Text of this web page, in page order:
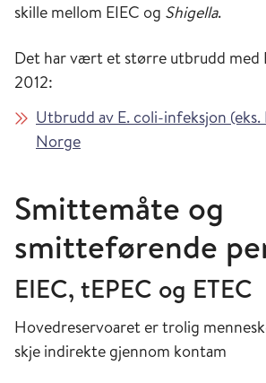
skille mellom EIEC og Shigella.
Det har vært et større utbrudd med
2012:
Utbrudd av E. coli-infeksjon (eks.
Norge
Smittemåte og
smitteførende
EIEC, tEPEC og ETEC
Hovedreservoaret er trolig
skje indirekte gjennom kontam